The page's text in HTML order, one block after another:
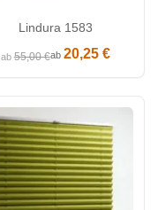
Lindura 1583
ab55,00 €ab 20,25 €